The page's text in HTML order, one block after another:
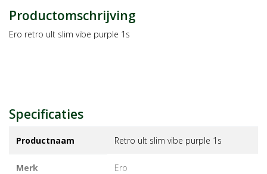
Productomschrijving
Ero retro ult slim vibe purple 1s
Specificaties
Productnaam Retro ult slim vibe purple 1s
Merk ero